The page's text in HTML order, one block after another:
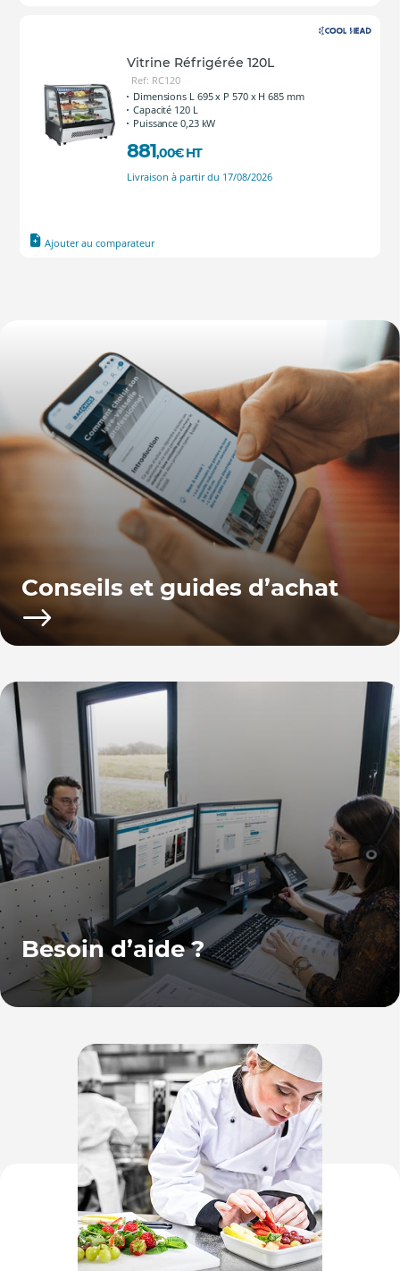
Vitrine Réfrigérée 120L
Ref: RC120
Dimensions L 695 x P 570 x H 685 mm
Capacité 120 L
Puissance 0,23 kW
881,00€ HT
Livraison à partir du 17/08/2026
Ajouter au comparateur
Conseils et guides d’achat
Besoin d’aide ?